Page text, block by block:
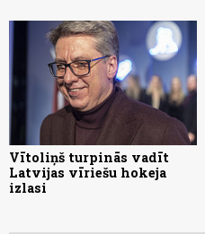
Vītoliņš turpinās vadīt
Latvijas vīriešu hokeja
izlasi